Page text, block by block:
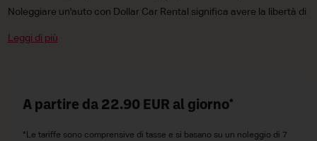
Noleggiare un'auto con Dollar Car Rental significa avere la libertà di
Leggi di più
A partire da 22.90 EUR al giorno*
*Le tariffe sono comprensive di tasse e si basano su un noleggio di 7